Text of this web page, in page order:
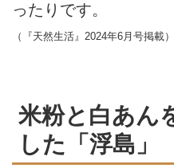
ったりです。
（『天然生活』2024年6月号掲載）
米粉と白あん
した「浮島」